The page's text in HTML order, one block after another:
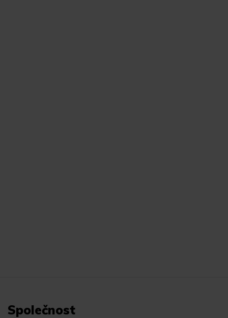
Společnost